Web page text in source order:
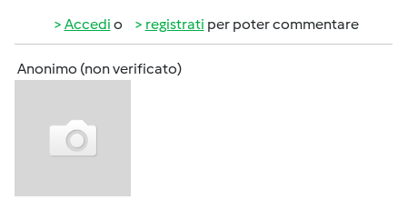
Accedi o registrati per poter commentare
Anonimo (non verificato)